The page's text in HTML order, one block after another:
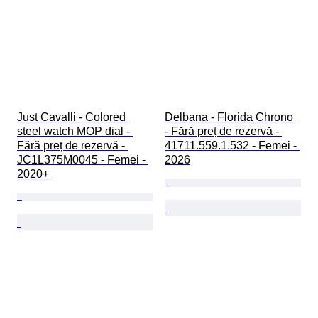
Just Cavalli - Colored
steel watch MOP dial -
Fără preț de rezervă -
JC1L375M0045 - Femei -
2020+
Delbana - Florida Chrono
- Fără preț de rezervă -
41711.559.1.532 - Femei -
2026